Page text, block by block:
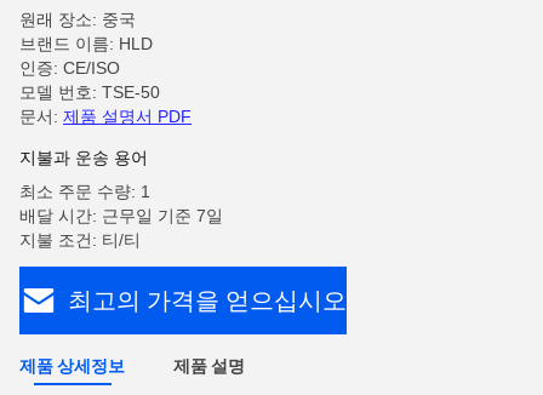
원래 장소: 중국
브랜드 이름: HLD
인증: CE/ISO
모델 번호: TSE-50
문서: 제품 설명서 PDF
지불과 운송 용어
최소 주문 수량: 1
배달 시간: 근무일 기준 7일
지불 조건: 티/티
최고의 가격을 얻으십시오
제품 상세정보 제품 설명